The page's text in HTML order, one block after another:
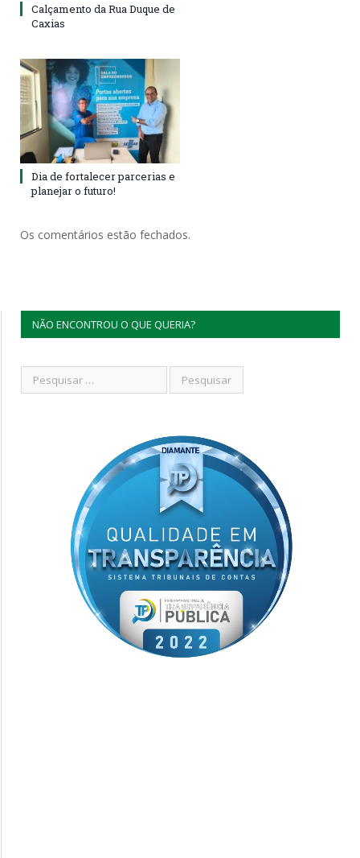
Calçamento da Rua Duque de
Caxias
Dia de fortalecer parcerias e
planejar o futuro!
Os comentários estão fechados.
NÃO ENCONTROU O QUE QUERIA?